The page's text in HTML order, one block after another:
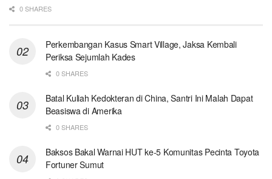
0 SHARES
Perkembangan Kasus Smart Village, Jaksa Kembali
Periksa Sejumlah Kades
0 SHARES
Batal Kuliah Kedokteran di China, Santri Ini Malah Dapat
Beasiswa di Amerika
0 SHARES
Baksos Bakal Warnai HUT ke-5 Komunitas Pecinta Toyota
Fortuner Sumut